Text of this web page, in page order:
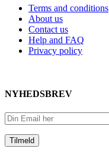
Terms and conditions
About us
Contact us
Help and FAQ
Privacy policy
NYHEDSBREV